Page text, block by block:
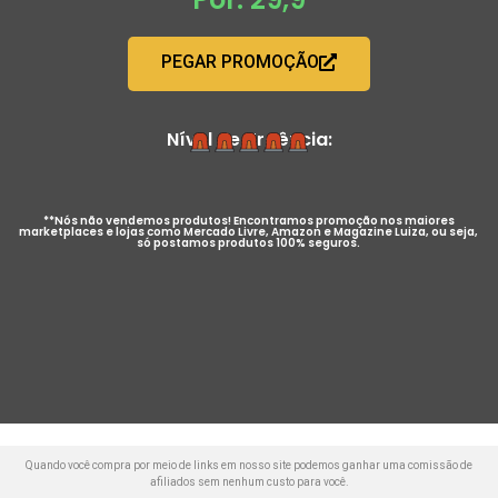
PEGAR PROMOÇÃO
Nível de Urgência:
**Nós não vendemos produtos! Encontramos promoção nos maiores
marketplaces e lojas como Mercado Livre, Amazon e Magazine Luiza, ou seja,
só postamos produtos 100% seguros.
Quando você compra por meio de links em nosso site podemos ganhar uma comissão de
afiliados sem nenhum custo para você.